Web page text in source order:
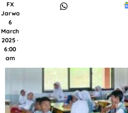
FX
Jarwo
6
March
2025 ·
6:00
am